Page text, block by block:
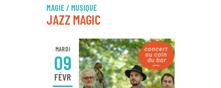
MAGIE / MUSIQUE
JAZZ MAGIC
MARDI
09
FÉVR